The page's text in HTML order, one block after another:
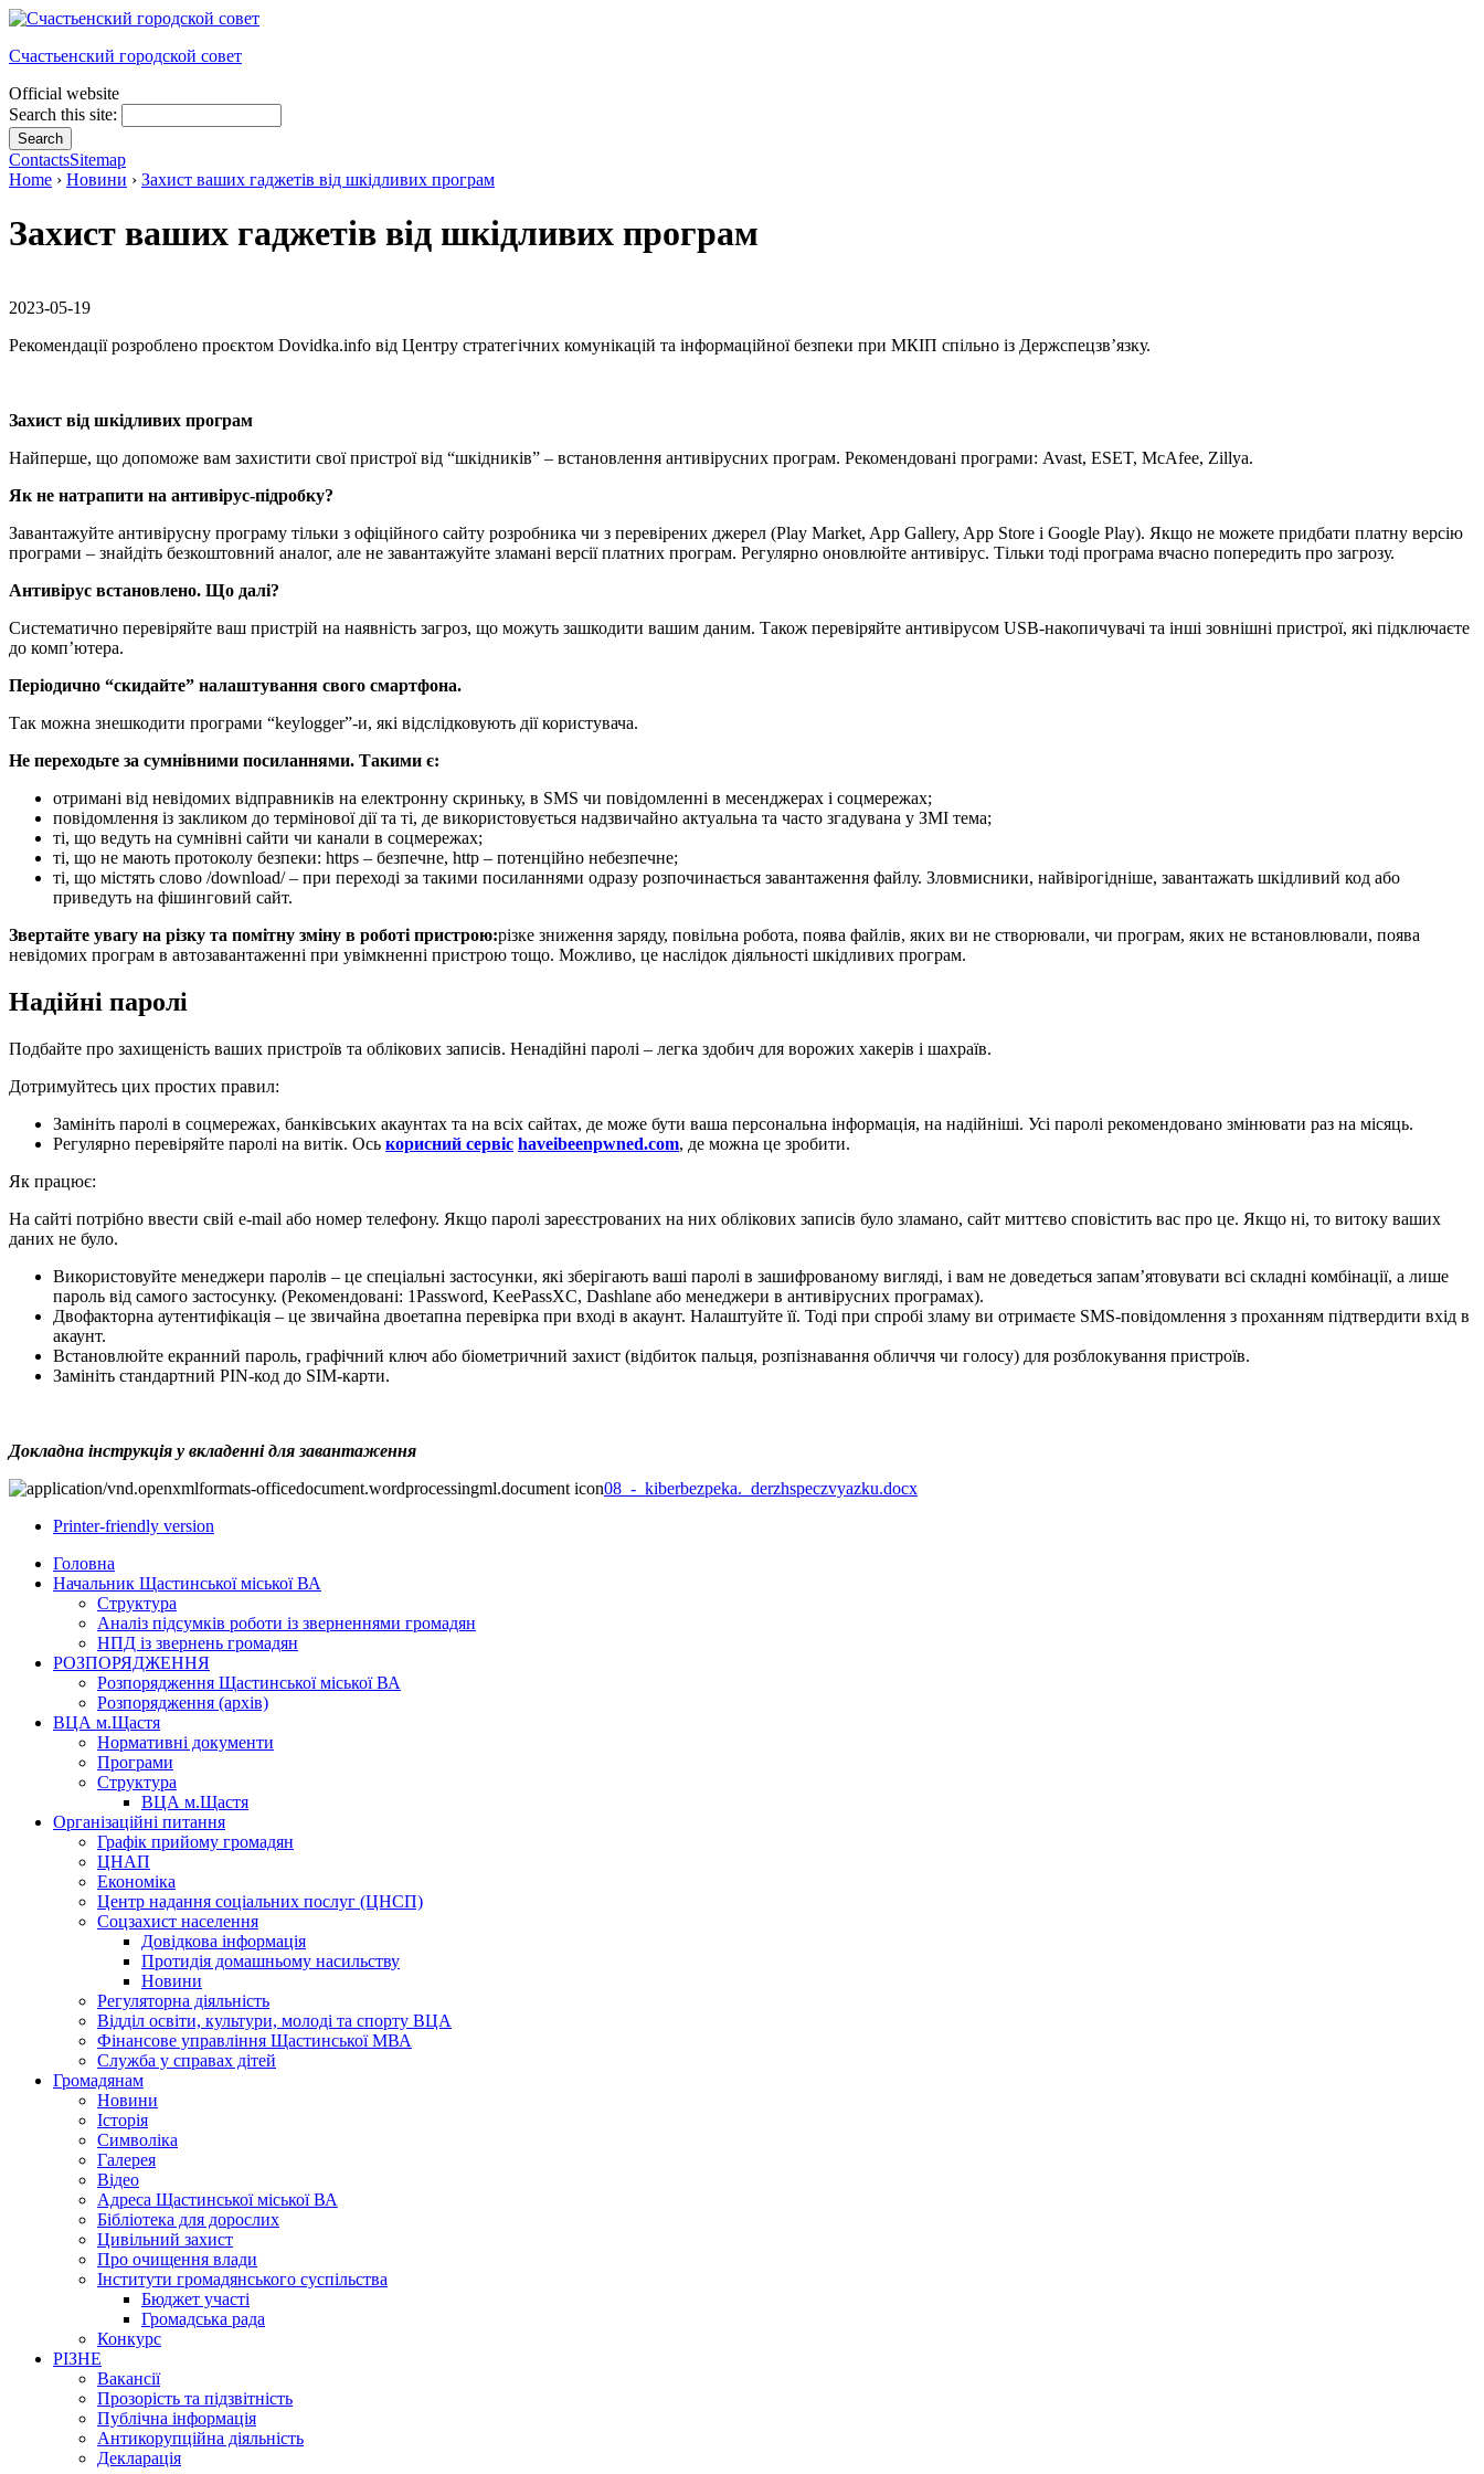
Счастьенский городской совет
Official website
Search this site:
ContactsSitemap
Home › Новини › Захист ваших гаджетів від шкідливих програм
Захист ваших гаджетів від шкідливих програм
2023-05-19
Рекомендації розроблено проєктом Dovidka.info від Центру стратегічних комунікацій та інформаційної безпеки при МКІП спільно із Держспецзв’язку.
Захист від шкідливих програм
Найперше, що допоможе вам захистити свої пристрої від “шкідників” – встановлення антивірусних програм. Рекомендовані програми: Avast, ESET, McAfee, Zillya.
Як не натрапити на антивірус-підробку?
Завантажуйте антивірусну програму тільки з офіційного сайту розробника чи з перевірених джерел (Play Market, App Gallery, App Store і Google Play). Якщо не можете придбати платну версію
програми – знайдіть безкоштовний аналог, але не завантажуйте зламані версії платних програм. Регулярно оновлюйте антивірус. Тільки тоді програма вчасно попередить про загрозу.
Антивірус встановлено. Що далі?
Систематично перевіряйте ваш пристрій на наявність загроз, що можуть зашкодити вашим даним. Також перевіряйте антивірусом USB-накопичувачі та інші зовнішні пристрої, які підключаєте
до комп’ютера.
Періодично “скидайте” налаштування свого смартфона.
Так можна знешкодити програми “keylogger”-и, які відслідковують дії користувача.
Не переходьте за сумнівними посиланнями. Такими є:
отримані від невідомих відправників на електронну скриньку, в SMS чи повідомленні в месенджерах і соцмережах;
повідомлення із закликом до термінової дії та ті, де використовується надзвичайно актуальна та часто згадувана у ЗМІ тема;
ті, що ведуть на сумнівні сайти чи канали в соцмережах;
ті, що не мають протоколу безпеки: https – безпечне, http – потенційно небезпечне;
ті, що містять слово /download/ – при переході за такими посиланнями одразу розпочинається завантаження файлу. Зловмисники, найвірогідніше, завантажать шкідливий код або
приведуть на фішинговий сайт.
Звертайте увагу на різку та помітну зміну в роботі пристрою:різке зниження заряду, повільна робота, поява файлів, яких ви не створювали, чи програм, яких не встановлювали, поява
невідомих програм в автозавантаженні при увімкненні пристрою тощо. Можливо, це наслідок діяльності шкідливих програм.
Надійні паролі
Подбайте про захищеність ваших пристроїв та облікових записів. Ненадійні паролі – легка здобич для ворожих хакерів і шахраїв.
Дотримуйтесь цих простих правил:
Замініть паролі в соцмережах, банківських акаунтах та на всіх сайтах, де може бути ваша персональна інформація, на надійніші. Усі паролі рекомендовано змінювати раз на місяць.
Регулярно перевіряйте паролі на витік. Ось корисний сервіс haveibeenpwned.com, де можна це зробити.
Як працює:
На сайті потрібно ввести свій e-mail або номер телефону. Якщо паролі зареєстрованих на них облікових записів було зламано, сайт миттєво сповістить вас про це. Якщо ні, то витоку ваших
даних не було.
Використовуйте менеджери паролів – це спеціальні застосунки, які зберігають ваші паролі в зашифрованому вигляді, і вам не доведеться запам’ятовувати всі складні комбінації, а лише
пароль від самого застосунку. (Рекомендовані: 1Password, KeePassXC, Dashlane або менеджери в антивірусних програмах).
Двофакторна аутентифікація – це звичайна двоетапна перевірка при вході в акаунт. Налаштуйте її. Тоді при спробі зламу ви отримаєте SMS-повідомлення з проханням підтвердити вхід в
акаунт.
Встановлюйте екранний пароль, графічний ключ або біометричний захист (відбиток пальця, розпізнавання обличчя чи голосу) для розблокування пристроїв.
Замініть стандартний PIN-код до SIM-карти.
Докладна інструкція у вкладенні для завантаження
08_-_kiberbezpeka._derzhspeczvyazku.docx
Printer-friendly version
Головна
Начальник Щастинської міської ВА
Структура
Аналіз підсумків роботи із зверненнями громадян
НПД із звернень громадян
РОЗПОРЯДЖЕННЯ
Розпорядження Щастинської міської ВА
Розпорядження (архів)
ВЦА м.Щастя
Нормативні документи
Програми
Структура
ВЦА м.Щастя
Організаційні питання
Графік прийому громадян
ЦНАП
Економіка
Центр надання соціальних послуг (ЦНСП)
Соцзахист населення
Довідкова інформація
Протидія домашньому насильству
Новини
Регуляторна діяльність
Відділ освіти, культури, молоді та спорту ВЦА
Фінансове управління Щастинської МВА
Служба у справах дітей
Громадянам
Новини
Історія
Символіка
Галерея
Відео
Адреса Щастинської міської ВА
Бібліотека для дорослих
Цивільний захист
Про очищення влади
Інститути громадянського суспільства
Бюджет участі
Громадська рада
Конкурс
РІЗНЕ
Вакансії
Прозорість та підзвітність
Публічна інформація
Антикорупційна діяльність
Декларація